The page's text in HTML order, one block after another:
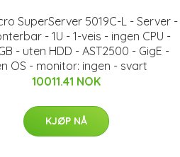
SuperServer 5019C-L - Server -
- 1U - 1-veis - ingen CPU -
- uten HDD - AST2500 - GigE -
OS - monitor: ingen - svart
10011.41 NOK
KJØP NÅ